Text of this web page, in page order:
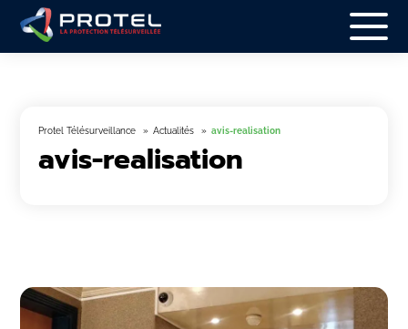
Protel Télésurveillance Actualités avis-realisation
avis-realisation